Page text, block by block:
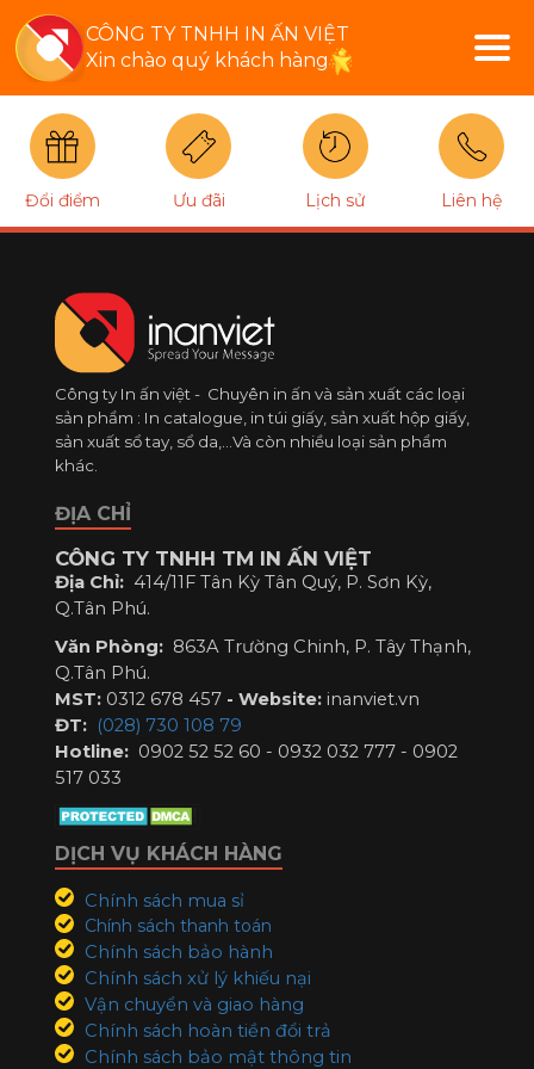
CÔNG TY TNHH IN ẤN VIỆT
Xin chào quý khách hàng
Đổi điểm Ưu đãi Lịch sử Liên hệ
Công ty In ấn việt - Chuyên in ấn và sản xuất các loại
sản phẩm : In catalogue, in túi giấy, sản xuất hộp giấy,
sản xuất sổ tay, sổ da,...Và còn nhiều loại sản phẩm
khác.
ĐỊA CHỈ
CÔNG TY TNHH TM IN ẤN VIỆT
Địa Chỉ: 414/11F Tân Kỳ Tân Quý, P. Sơn Kỳ,
Q.Tân Phú.
Văn Phòng: 863A Trường Chinh, P. Tây Thạnh,
Q.Tân Phú.
MST: 0312 678 457- Website: inanviet.vn
ĐT: (028) 730 108 79
Hotline: 0902 52 52 60 - 0932 032 777 - 0902
517 033
DỊCH VỤ KHÁCH HÀNG
Chính sách mua sỉ
Chính sách thanh toán
Chính sách bảo hành
Chính sách xử lý khiếu nại
Vận chuyển và giao hàng
Chính sách hoàn tiền đổi trả
Chính sách bảo mật thông tin